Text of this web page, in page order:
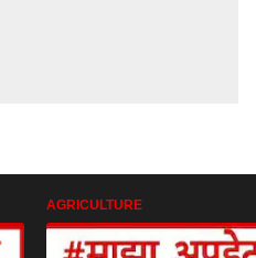
AGRICULTURE